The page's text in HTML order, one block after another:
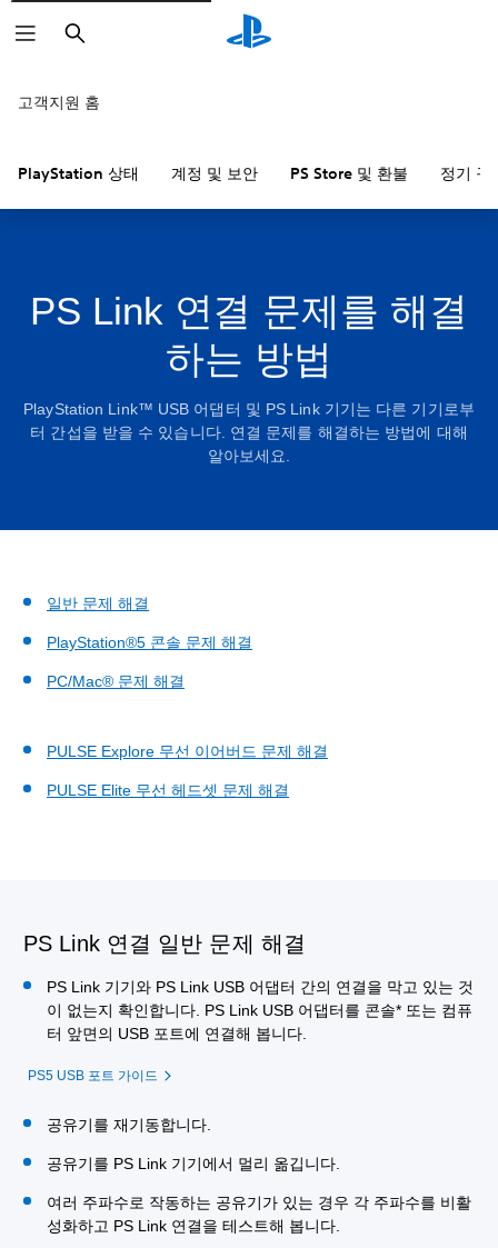
검
색
고객지원 홈
PlayStation 상태 계정 및 보안 PS Store 및 환불 정기 구
PS Link 연결 문제를 해결
하는 방법
PlayStation Link™ USB 어댑터 및 PS Link 기기는 다른 기기로부
터 간섭을 받을 수 있습니다. 연결 문제를 해결하는 방법에 대해
알아보세요.
일반 문제 해결
PlayStation®5 콘솔 문제 해결
PC/Mac® 문제 해결
PULSE Explore 무선 이어버드 문제 해결
PULSE Elite 무선 헤드셋 문제 해결
PS Link 연결 일반 문제 해결
PS Link 기기와 PS Link USB 어댑터 간의 연결을 막고 있는 것
이 없는지 확인합니다. PS Link USB 어댑터를 콘솔* 또는 컴퓨
터 앞면의 USB 포트에 연결해 봅니다.
PS5 USB 포트 가이드
공유기를 재기동합니다.
공유기를 PS Link 기기에서 멀리 옮깁니다.
여러 주파수로 작동하는 공유기가 있는 경우 각 주파수를 비활
성화하고 PS Link 연결을 테스트해 봅니다.